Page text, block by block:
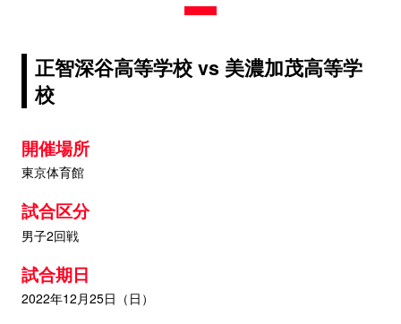
正智深谷高等学校 vs 美濃加茂高等学
校
開催場所
東京体育館
試合区分
男子2回戦
試合期日
2022年12月25日（日）